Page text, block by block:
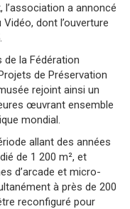
l’association a annoncé
dont l’ouverture
de la Fédération
de Préservation
rejoint ainsi un
œuvrant ensemble
mondial.
allant des années
de 1 200 m², et
d’arcade et micro-
à près de 200
reconfiguré pour